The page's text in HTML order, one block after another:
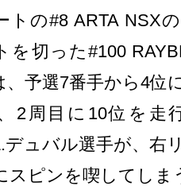
トの#8 ARTA NSX
を切った#100
、予選7番手から4位
2周目に10位を走
デュバル選手が、右
スピンを喫してしま